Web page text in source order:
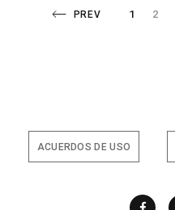
TARAPACÁ
Paginación
PREVIOUS
PREV PAGE
1 2
ACUERDOS DE USO